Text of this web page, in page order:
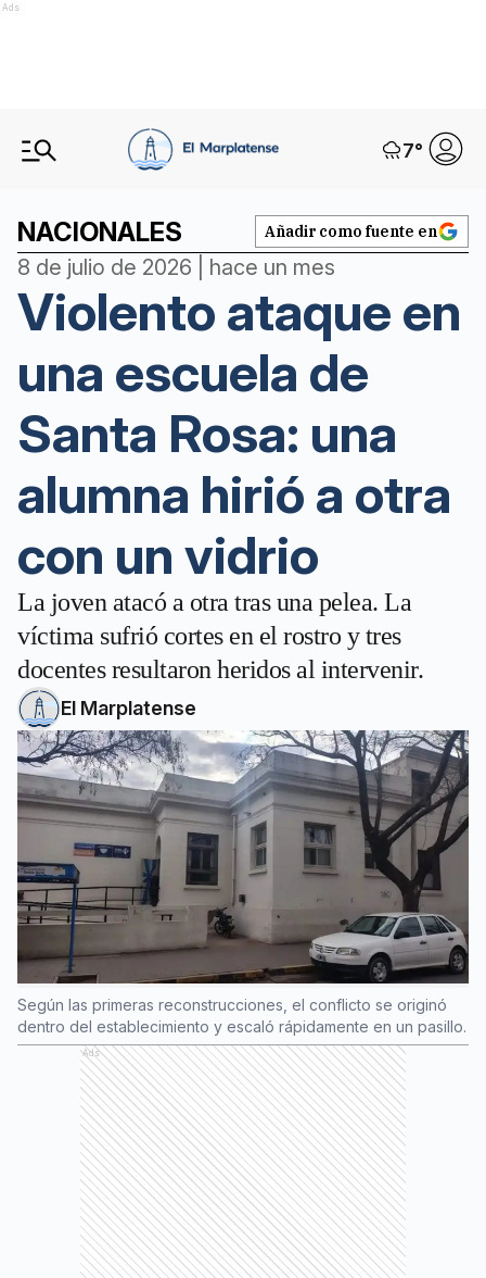
Ads
7°
NACIONALES Añadir como fuente en
8 de julio de 2026 | hace un mes
Violento ataque en
una escuela de
Santa Rosa: una
alumna hirió a otra
con un vidrio
La joven atacó a otra tras una pelea. La
víctima sufrió cortes en el rostro y tres
docentes resultaron heridos al intervenir.
El Marplatense
Según las primeras reconstrucciones, el conflicto se originó
dentro del establecimiento y escaló rápidamente en un pasillo.
Ads